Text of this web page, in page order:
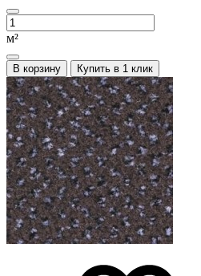
м²
В корзину Купить в 1 клик